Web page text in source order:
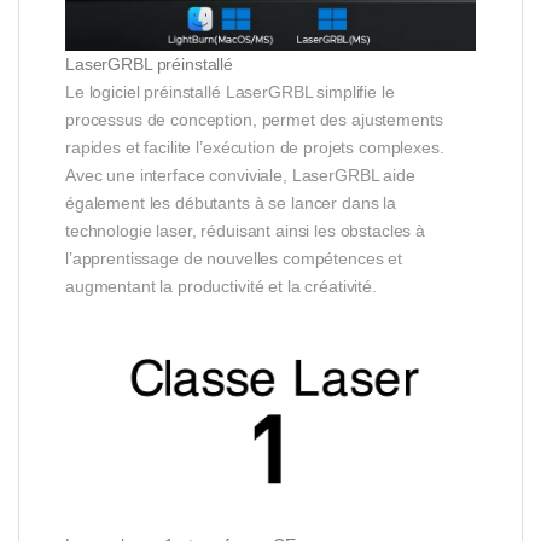
LaserGRBL préinstallé
Le logiciel préinstallé LaserGRBL simplifie le
processus de conception, permet des ajustements
rapides et facilite l’exécution de projets complexes.
Avec une interface conviviale, LaserGRBL aide
également les débutants à se lancer dans la
technologie laser, réduisant ainsi les obstacles à
l’apprentissage de nouvelles compétences et
augmentant la productivité et la créativité.